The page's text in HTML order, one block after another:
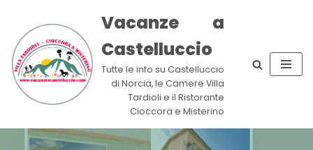
Vai
al
contenuto
Vacanze a
Castelluccio
Tutte le info su Castelluccio
di Norcia, le Camere Villa
Tardioli e il Ristorante
Cioccora e Misterino